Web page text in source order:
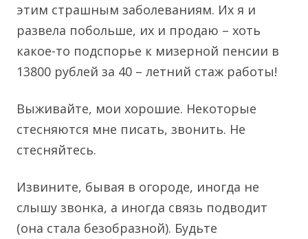
этим страшным заболеваниям. Их я и
развела побольше, их и продаю – хоть
какое-то подспорье к мизерной пенсии в
13800 рублей за 40 – летний стаж работы!
Выживайте, мои хорошие. Некоторые
стесняются мне писать, звонить. Не
стесняйтесь.
Извините, бывая в огороде, иногда не
слышу звонка, а иногда связь подводит
(она стала безобразной). Будьте